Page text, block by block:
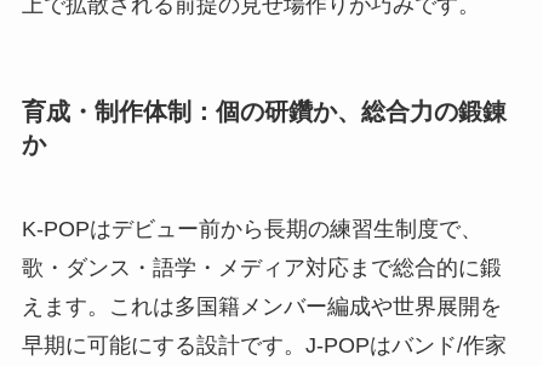
上で拡散される前提の見せ場作りが巧みです。
育成・制作体制：個の研鑽か、総合力の鍛錬
か
K-POPはデビュー前から長期の練習生制度で、
歌・ダンス・語学・メディア対応まで総合的に鍛
えます。これは多国籍メンバー編成や世界展開を
早期に可能にする設計です。J-POPはバンド/作家